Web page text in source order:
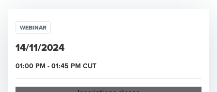
WEBINAR
14/11/2024
01:00 PM - 01:45 PM CUT